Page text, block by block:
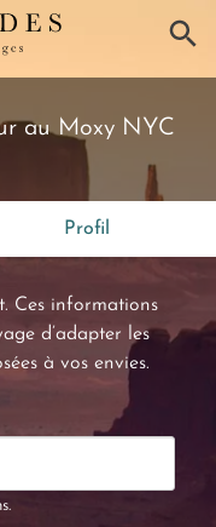
au Moxy NYC
Profil
Ces informations
d’adapter les
à vos envies.